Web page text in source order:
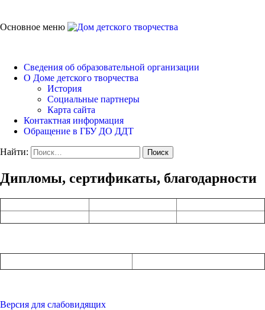
Основное меню
Сведения об образовательной организации
О Доме детского творчества
История
Социальные партнеры
Карта сайта
Контактная информация
Обращение в ГБУ ДО ДДТ
Найти:
Дипломы, сертификаты, благодарности
Версия для слабовидящих